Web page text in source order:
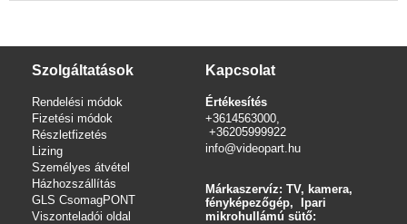
Szolgáltatások
Rendelési módok
Fizetési módok
Részletfizetés
Lizing
Személyes átvétel
Házhozszállítás
GLS CsomagPONT
Viszonteladói oldal
Kapcsolat
Értékesítés
+3614563000,
+36205999922
info@videopart.hu
Márkaszervíz: TV, kamera,
fényképezőgép, Ipari
mikrohullámú sütő: